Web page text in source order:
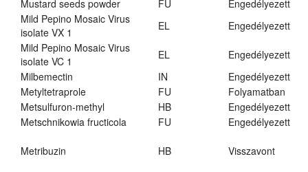
Mustard seeds powder
FU
Engedélyezett
Mild Pepino Mosaic Virus
isolate VX 1
EL
Engedélyezett
Mild Pepino Mosaic Virus
isolate VC 1
EL
Engedélyezett
Milbemectin
IN
Engedélyezett
Metyltetraprole
FU
Folyamatban
Metsulfuron-methyl
HB
Engedélyezett
Metschnikowia fructicola
FU Engedélyezett
Metribuzin HB Visszavont